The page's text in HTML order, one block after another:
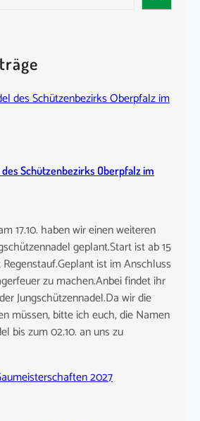
Schützenbezirks Oberpfalz im
17.10. haben wir einen weiteren
geplant.Start ist ab 15
ist im Anschluss
zu machen.Anbei findet ihr
Jungschützennadel.Da wir die
müssen, bitte ich euch, die Namen
bis zum 02.10. an uns zu